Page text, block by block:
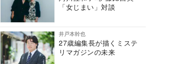
「女じまい」対談
井戸本幹也
27歳編集長が描くミステ
リマガジンの未来